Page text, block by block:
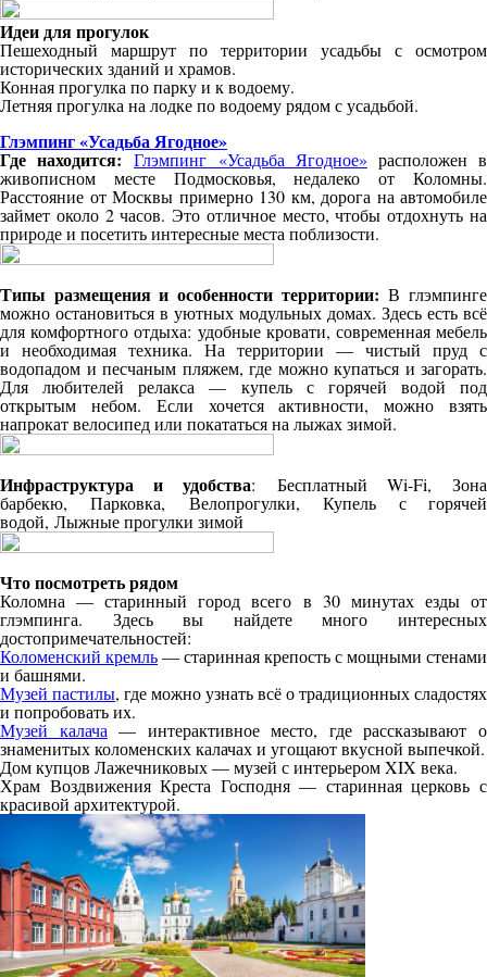
Идеи для прогулок
Пешеходный маршрут по территории усадьбы с осмотром
исторических зданий и храмов.
Конная прогулка по парку и к водоему.
Летняя прогулка на лодке по водоему рядом с усадьбой.
Глэмпинг «Усадьба Ягодное»
Где находится:Глэмпинг «Усадьба Ягодное» расположен в
живописном месте Подмосковья, недалеко от Коломны.
Расстояние от Москвы примерно 130 км, дорога на автомобиле
займет около 2 часов. Это отличное место, чтобы отдохнуть на
природе и посетить интересные места поблизости.
Типы размещения и особенности территории:В глэмпинге
можно остановиться в уютных модульных домах. Здесь есть всё
для комфортного отдыха: удобные кровати, современная мебель
и необходимая техника. На территории — чистый пруд с
водопадом и песчаным пляжем, где можно купаться и загорать.
Для любителей релакса — купель с горячей водой под
открытым небом. Если хочется активности, можно взять
напрокат велосипед или покататься на лыжах зимой.
Инфраструктура и удобства: Бесплатный Wi-Fi,Зона
барбекю,Парковка, Велопрогулки,Купель с горячей
водой, Лыжные прогулки зимой
Что посмотреть рядом
Коломна — старинный город всего в 30 минутах езды от
глэмпинга. Здесь вы найдете много интересных
достопримечательностей:
Коломенский кремль— старинная крепость с мощными стенами
и башнями.
Музей пастилы, где можно узнать всё о традиционных сладостях
и попробовать их.
Музей калача — интерактивное место, где рассказывают о
знаменитых коломенских калачах и угощают вкусной выпечкой.
Дом купцов Лажечниковых — музей с интерьером XIX века.
Храм Воздвижения Креста Господня — старинная церковь с
красивой архитектурой.